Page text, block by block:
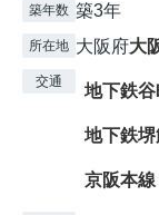
築年数 築3年
所在地 大阪府大
交通 地下鉄
地下鉄
京阪本線